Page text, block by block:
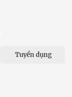
Tuyển dụng